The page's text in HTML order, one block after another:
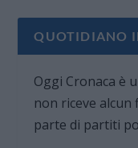
QUOTIDIANO
Oggi Cronaca è
non riceve
parte di partiti